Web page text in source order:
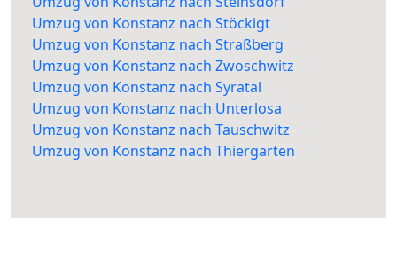
Umzug von Konstanz nach Stöckigt
Umzug von Konstanz nach Straßberg
Umzug von Konstanz nach Zwoschwitz
Umzug von Konstanz nach Syratal
Umzug von Konstanz nach Unterlosa
Umzug von Konstanz nach Tauschwitz
Umzug von Konstanz nach Thiergarten